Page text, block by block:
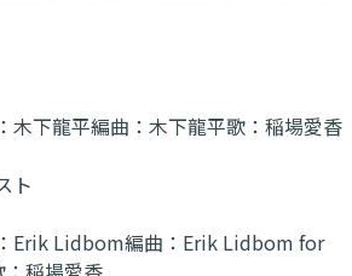
木下龍平編曲： 木下龍平歌： 稲場愛香
ト
Erik Lidbom編曲： Erik Lidbom for